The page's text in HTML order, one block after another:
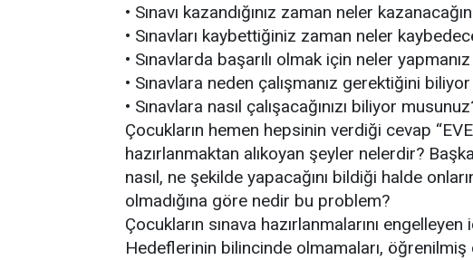
• Sınavı kazandığınız zaman neler
• Sınavları kaybettiğiniz zaman neler
• Sınavlarda başarılı olmak için neler
• Sınavlara neden çalışmanız gerektiğini
• Sınavlara nasıl çalışacağınızı biliyor
Çocukların hemen hepsinin verdiği cevap
hazırlanmaktan alıkoyan şeyler nelerdir?
nasıl, ne şekilde yapacağını bildiği halde
olmadığına göre nedir bu problem?
Çocukların sınava hazırlanmalarını
Hedeflerinin bilincinde olmamaları,